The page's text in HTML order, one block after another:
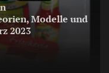
Modelle und
2023